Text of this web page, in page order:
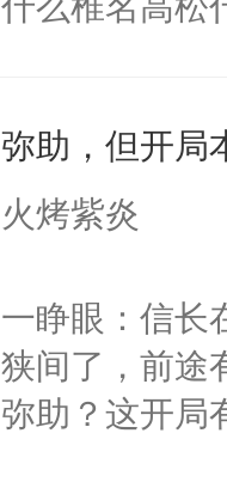
弥助，但开局
火烤紫炎
一睁眼：信长
狭间了，前途
弥助？这开局